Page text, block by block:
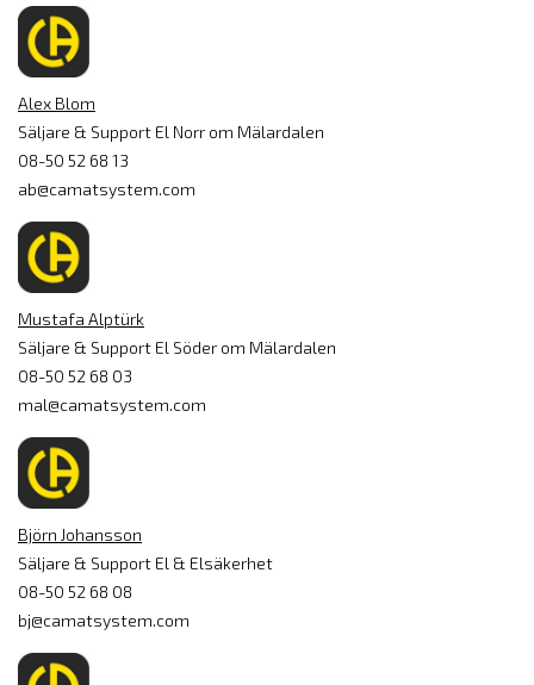
Alex Blom
Säljare & Support El Norr om Mälardalen
08-50 52 68 13
ab@camatsystem.com
Mustafa Alptürk
Säljare & Support El Söder om Mälardalen
08-50 52 68 03
mal@camatsystem.com
Björn Johansson
Säljare & Support El & Elsäkerhet
08-50 52 68 08
bj@camatsystem.com